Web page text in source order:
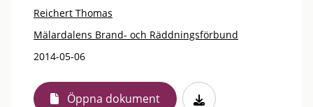
Reichert Thomas
Mälardalens Brand- och Räddningsförbund
2014-05-06
Öppna dokument